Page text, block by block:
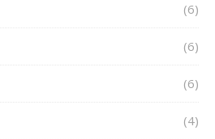
(6)
(6)
(6)
(4)